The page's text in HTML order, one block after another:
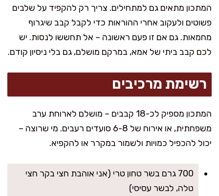
המתכון מתאים גם למתחילים. צריך רק להקפיד על שלבים
פשוטים ולעקוב אחרי ההוראות כדי לקבל קבב שיגרוף
מחמאות. גם אם זו פעם ראשונה – אל תחששו לנסות. יש
לכם קבב ביתי של אמא, במרקם מושלם, גם בלי ניסיון קודם.
רשימת מרכיבים
המתכון מספיק לכ-18 קבבים – מושלם לארוחת ערב
משפחתית, או אירוח של 6-8 סועדים רעבים. מי שרוצה –
יכול להכפיל כמויות ולשמור במקרר או להקפיא.
700 גרם בשר טחון טרי (אני אוהבת חצי בקר חצי
טלה, לבשר עסיסי)